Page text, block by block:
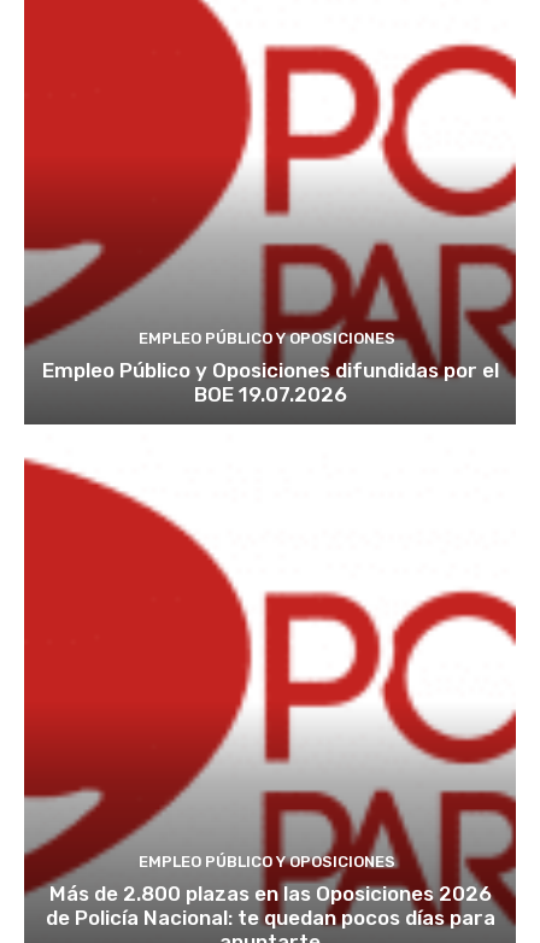
EMPLEO PÚBLICO Y OPOSICIONES
Empleo Público y Oposiciones difundidas por el
BOE 19.07.2026
EMPLEO PÚBLICO Y OPOSICIONES
Más de 2.800 plazas en las Oposiciones 2026
de Policía Nacional: te quedan pocos días para